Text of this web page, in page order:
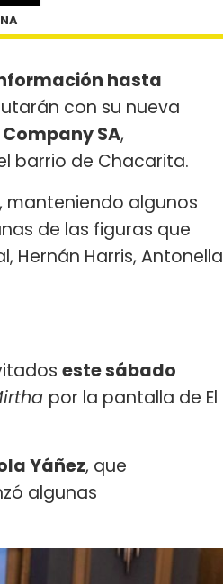
hasta
con su nueva
SA,
barrio de Chacarita.
, manteniendo algunos
de las figuras que
Hernán Harris, Antonella
este sábado
por la pantalla de El
Yáñez, que
algunas